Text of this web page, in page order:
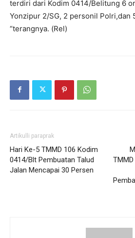
terdiri dari Kodim 0414/Belitung 6
Yonzipur 2/SG, 2 personil Polri,dan
“terangnya. (Rel)
Artikulli paraprak
Hari Ke-5 TMMD 106 Kodim
0414/Blt Pembuatan Talud
Jalan Mencapai 30 Persen